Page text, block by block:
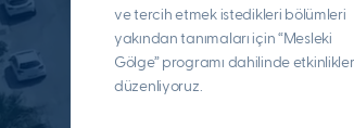
ve tercih etmek istedikleri bölümleri
yakından tanımaları için “Mesleki
Gölge” programı dahilinde etkinlikler
düzenliyoruz.